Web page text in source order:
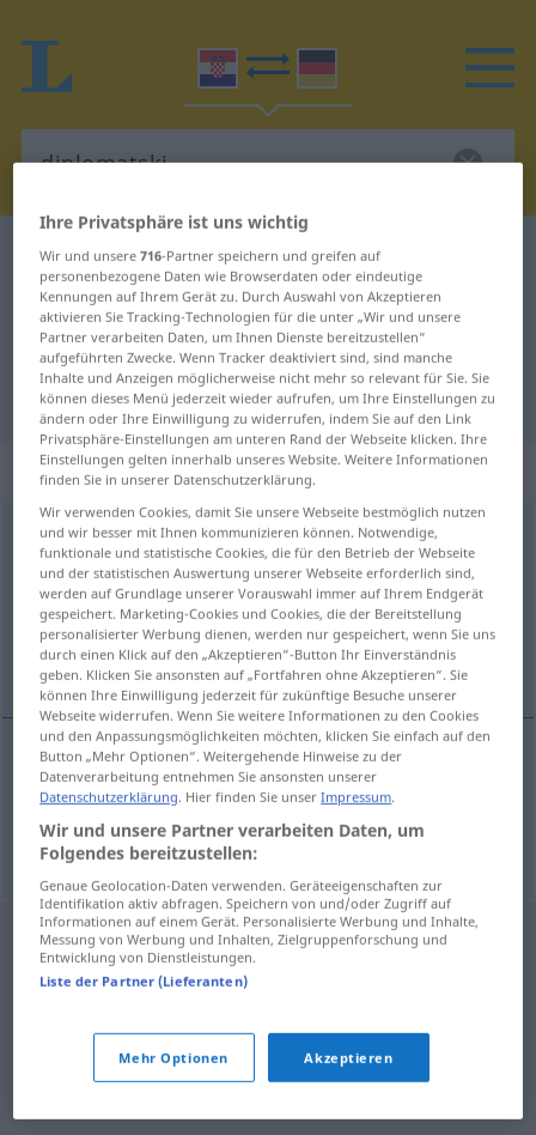
Kroatisch-Deutsch Wörterbuch diplomatski
Kroatisch-Deutsch Übersetzung für
"diplomatski"
"diplomatski" Deutsch Übersetzung
„diplomatski“
diplomatski
Übersicht aller Übersetzungen
(Für mehr Details die Übersetzung anklicken/antippen)
diplomatisch, Diplom-
diplomatisch diplomatski
Diplom- diplomatski
Ihre Privatsphäre ist uns wichtig
Wir und unsere716-Partner speichern und greifen auf
personenbezogene Daten wie Browserdaten oder eindeutige
Kennungen auf Ihrem Gerät zu. Durch Auswahl von Akzeptieren
aktivieren Sie Tracking-Technologien für die unter „Wir und unsere
Partner verarbeiten Daten, um Ihnen Dienste bereitzustellen“
aufgeführten Zwecke. Wenn Tracker deaktiviert sind, sind manche
Inhalte und Anzeigen möglicherweise nicht mehr so relevant für Sie. Sie
können dieses Menü jederzeit wieder aufrufen, um Ihre Einstellungen zu
ändern oder Ihre Einwilligung zu widerrufen, indem Sie auf den Link
Privatsphäre-Einstellungen am unteren Rand der Webseite klicken. Ihre
Einstellungen gelten innerhalb unseres Website. Weitere Informationen
finden Sie in unserer Datenschutzerklärung.
Wir verwenden Cookies, damit Sie unsere Webseite bestmöglich nutzen
und wir besser mit Ihnen kommunizieren können. Notwendige,
funktionale und statistische Cookies, die für den Betrieb der Webseite
und der statistischen Auswertung unserer Webseite erforderlich sind,
werden auf Grundlage unserer Vorauswahl immer auf Ihrem Endgerät
gespeichert. Marketing-Cookies und Cookies, die der Bereitstellung
personalisierter Werbung dienen, werden nur gespeichert, wenn Sie uns
durch einen Klick auf den „Akzeptieren“-Button Ihr Einverständnis
geben. Klicken Sie ansonsten auf „Fortfahren ohne Akzeptieren“. Sie
können Ihre Einwilligung jederzeit für zukünftige Besuche unserer
Webseite widerrufen. Wenn Sie weitere Informationen zu den Cookies
und den Anpassungsmöglichkeiten möchten, klicken Sie einfach auf den
Button „Mehr Optionen“. Weitergehende Hinweise zu der
Datenverarbeitung entnehmen Sie ansonsten unserer
Datenschutzerklärung. Hier finden Sie unserImpressum.
Wir und unsere Partner verarbeiten Daten, um
Folgendes bereitzustellen:
Genaue Geolocation-Daten verwenden. Geräteeigenschaften zur
Identifikation aktiv abfragen. Speichern von und/oder Zugriff auf
Informationen auf einem Gerät. Personalisierte Werbung und Inhalte,
Messung von Werbung und Inhalten, Zielgruppenforschung und
Entwicklung von Dienstleistungen.
Liste der Partner (Lieferanten)
Mehr Optionen Akzeptieren